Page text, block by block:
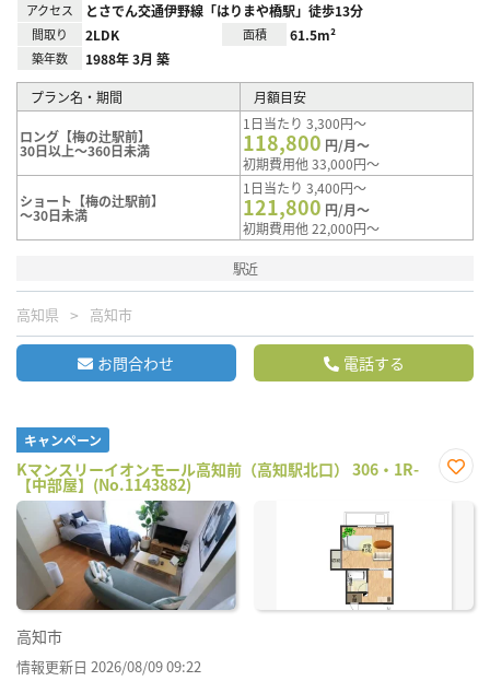
アクセス とさでん交通伊野線「はりまや橋駅」徒歩13分
間取り 2LDK 面積 61.5m²
築年数 1988年 3月 築
プラン名・期間 月額目安
ロング【梅の辻駅前】
30日以上～360日未満
1日当たり 3,300円～
118,800 円/月～
初期費用他 33,000円～
ショート【梅の辻駅前】
～30日未満
1日当たり 3,400円～
121,800 円/月～
初期費用他 22,000円～
駅近
高知県 高知市
お問合わせ 電話する
キャンペーン
Kマンスリーイオンモール高知前（高知駅北口） 306・1R-
【中部屋】(No.1143882)
に入
高知市
情報更新日 2026/08/09 09:22